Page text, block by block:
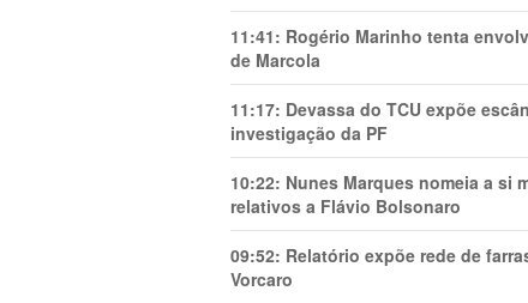
11:41: Rogério Marinho tenta
de Marcola
11:17: Devassa do TCU expõe
investigação da PF
10:22: Nunes Marques nomeia a si
relativos a Flávio Bolsonaro
09:52: Relatório expõe rede de
Vorcaro